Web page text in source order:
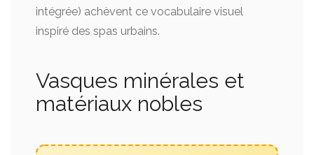
intégrée) achèvent ce vocabulaire visuel
inspiré des spas urbains.
Vasques minérales et
matériaux nobles